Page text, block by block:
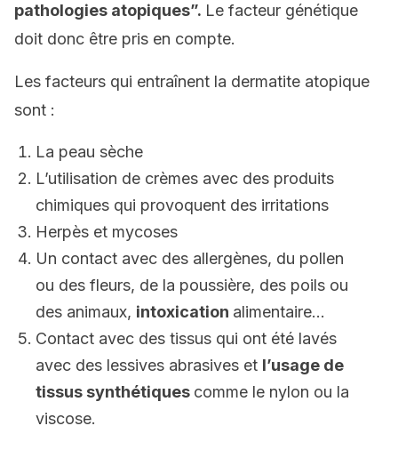
pathologies atopiques”. Le facteur génétique
doit donc être pris en compte.
Les facteurs qui entraînent la dermatite atopique
sont :
La peau sèche
L’utilisation de crèmes avec des produits
chimiques qui provoquent des irritations
Herpès et mycoses
Un contact avec des allergènes, du pollen
ou des fleurs, de la poussière, des poils ou
des animaux, intoxication alimentaire…
Contact avec des tissus qui ont été lavés
avec des lessives abrasives et l’usage de
tissus synthétiques comme le nylon ou la
viscose.